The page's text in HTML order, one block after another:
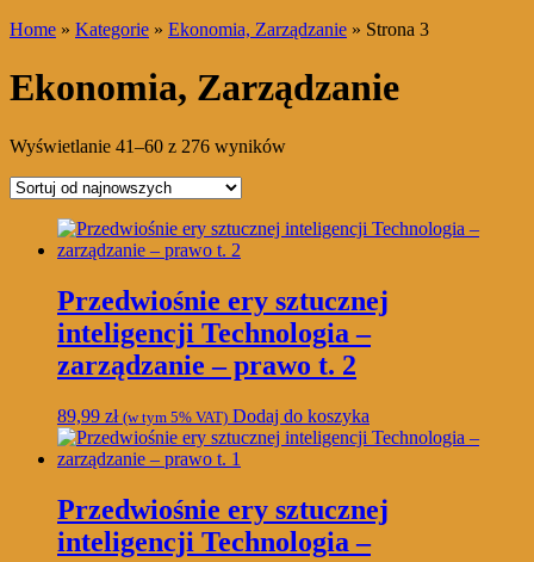
Home » Kategorie » Ekonomia, Zarządzanie » Strona 3
Ekonomia, Zarządzanie
Wyświetlanie 41–60 z 276 wynikówPosortowane
Przedwiośnie ery sztucznej
inteligencji Technologia –
zarządzanie – prawo t. 2
89,99 zł (w tym 5% VAT) Dodaj do koszyka
Przedwiośnie ery sztucznej
inteligencji Technologia –